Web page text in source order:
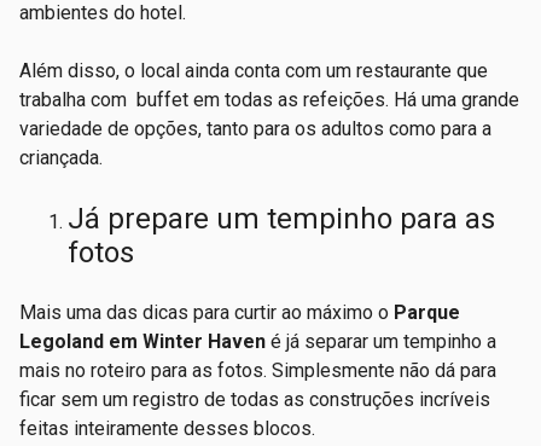
ambientes do hotel.
Além disso, o local ainda conta com um restaurante que
trabalha com buffet em todas as refeições. Há uma grande
variedade de opções, tanto para os adultos como para a
criançada.
Já prepare um tempinho para as
fotos
Mais uma das dicas para curtir ao máximo o Parque
Legoland em Winter Haven é já separar um tempinho a
mais no roteiro para as fotos. Simplesmente não dá para
ficar sem um registro de todas as construções incríveis
feitas inteiramente desses blocos.